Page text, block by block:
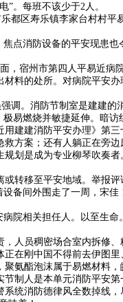
。每班不该少于2人。
区寿乐镇李家台村村平
消防设备的平安现患也
宿州市第四人平易近病
料的处所。对病院平安
。消防节制室是建建的
易燃烧并敏捷延伸。暗访
建消防平安办理》第
方案；还有人躺正在旁边
划是成为专业柳琴吹奏
移至平安地域。举报评
备间外围走了一周，宋佳
相关担任人。以至生命
员稠密场合室内拆修
在刚中国不得前去伊图
氨酯泡沫属于易燃材料
制人是本单元消防平安第
统消防德律风全数掉线